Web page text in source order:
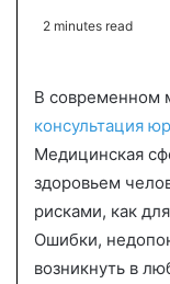
2 minutes read
В современном
консультация
Медицинская
здоровьем
рисками, как
Ошибки,
возникнуть в